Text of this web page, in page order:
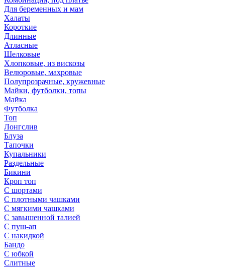
Для беременных и мам
Халаты
Короткие
Длинные
Атласные
Шелковые
Хлопковые, из вискозы
Велюровые, махровые
Полупрозрачные, кружевные
Майки, футболки, топы
Майка
Футболка
Топ
Лонгслив
Блуза
Тапочки
Купальники
Раздельные
Бикини
Кроп топ
С шортами
С плотными чашками
С мягкими чашками
С завышенной талией
С пуш-ап
С накидкой
Бандо
С юбкой
Слитные